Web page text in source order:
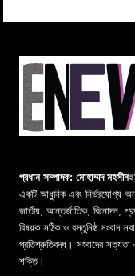
প্রধান সম্পাদক: মোহাম্মদ মহসীন
একটি আধুনিক এবং নির্ভরযোগ্য
জাতীয়, আন্তর্জাতিক, বিনোদন,
বিষয়ক সঠিক ও বস্তুনিষ্ঠ সংবাদ
প্রতিশ্রুতিবদ্ধ। সংবাদের সত্যতা
শক্তি।